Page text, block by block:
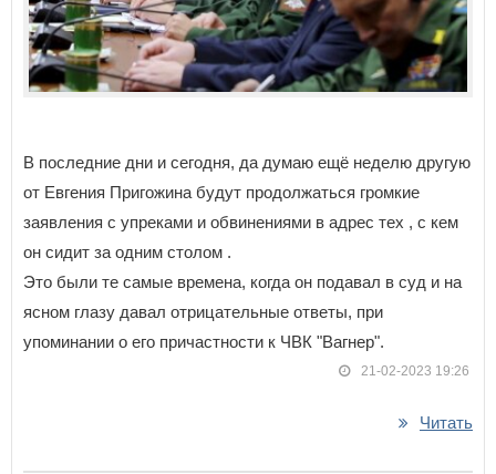
В последние дни и сегодня, да думаю ещё неделю другую
от Евгения Пригожина будут продолжаться громкие
заявления с упреками и обвинениями в адрес тех , с кем
он сидит за одним столом .
Это были те самые времена, когда он подавал в суд и на
ясном глазу давал отрицательные ответы, при
упоминании о его причастности к ЧВК "Вагнер".
21-02-2023 19:26
Читать